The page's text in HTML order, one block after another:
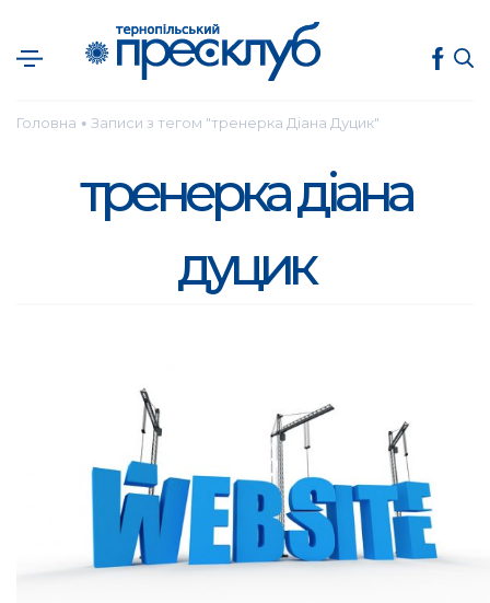
Головна ● Записи з тегом "тренерка Діана Дуцик"
тренерка діана
дуцик